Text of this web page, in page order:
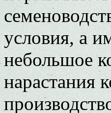
условия, а
небольшое
нарастания